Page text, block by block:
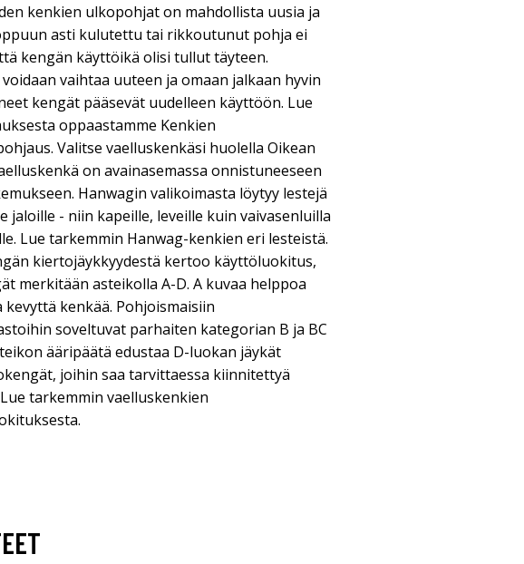
kenkien ulkopohjat on mahdollista uusia ja
asti kulutettu tai rikkoutunut pohja ei
kengän käyttöikä olisi tullut täyteen.
vaihtaa uuteen ja omaan jalkaan hyvin
kengät pääsevät uudelleen käyttöön. Lue
oppaastamme Kenkien
Valitse vaelluskenkäsi huolella Oikean
on avainasemassa onnistuneeseen
Hanwagin valikoimasta löytyy lestejä
jaloille - niin kapeille, leveille kuin vaivasenluilla
Lue tarkemmin Hanwag-kenkien eri lesteistä.
kiertojäykkyydestä kertoo käyttöluokitus,
merkitään asteikolla A-D. A kuvaa helppoa
kevyttä kenkää. Pohjoismaisiin
soveltuvat parhaiten kategorian B ja BC
ääripäätä edustaa D-luokan jäykät
joihin saa tarvittaessa kiinnitettyä
tarkemmin vaelluskenkien